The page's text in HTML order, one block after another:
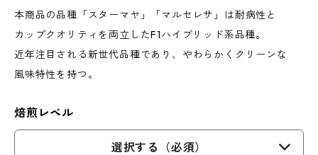
本商品の品種「スターマヤ」「マルセレサ」は耐病性と
カップクオリティを両立したF1ハイブリッド系品種。
近年注目される新世代品種であり、やわらかくクリーンな
風味特性を持つ。
焙煎レベル
選択する（必須）